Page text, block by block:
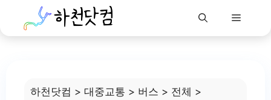
content
Menu
하천닷컴 > 대중교통 > 버스 > 전체 >